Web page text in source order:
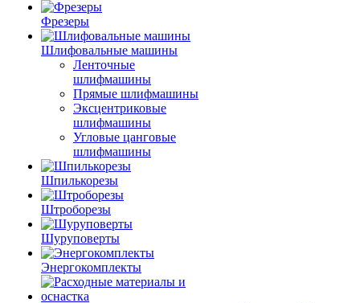
Фрезеры
Шлифовальные машины
Ленточные
шлифмашины
Прямые шлифмашины
Эксцентриковые
шлифмашины
Угловые цанговые
шлифмашины
Шпилькорезы
Штроборезы
Шуруповерты
Энергокомплекты